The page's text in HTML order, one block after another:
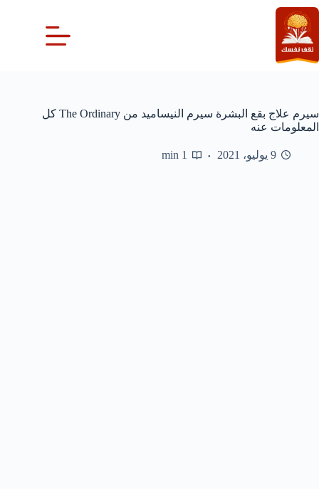
التجاوز
إلى
المحتوى
سيرم علاج بقع البشرة سيرم النيساميد من The Ordinary كل
المعلومات عنه
9 يوليو، 2021 1 min